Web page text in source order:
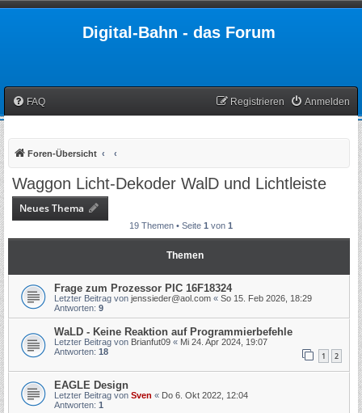
Digital-Bahn - das Forum
FAQ Anmelden
Registrieren
Foren-Übersicht
Waggon Licht-Dekoder WalD und Lichtleiste
Neues Thema
19 Themen • Seite 1 von 1
Themen
Frage zum Prozessor PIC 16F18324
Letzter Beitrag von jenssieder@aol.com « So 15. Feb 2026, 18:29
Antworten: 9
WaLD - Keine Reaktion auf Programmierbefehle
Letzter Beitrag von Brianfut09 « Mi 24. Apr 2024, 19:07
Antworten: 18 1 2
EAGLE Design
Letzter Beitrag von Sven « Do 6. Okt 2022, 12:04
Antworten: 1